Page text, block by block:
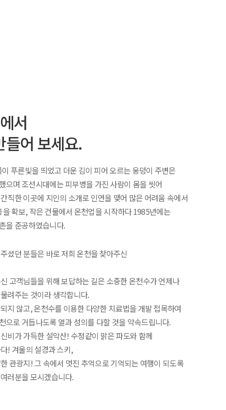
서
들어 보세요.
푸른빛을 띄었고 더운 김이 피어 오르는 웅덩이 주변은
으며 조선시대에는 피부병을 가진 사람이 몸을 씻어
직한 이곳에 지인의 소개로 인연을 맺어 많은 어려움 속에서
확보, 작은 건물에서 온천업을 시작하다 1985년에는
을 준공하였습니다.
셨던 분들은 바로 저희 온천을 찾아주신
고객님들을 위해 보답하는 길은 소중한 온천수가 언제나
려주는 것이라 생각합니다.
지 않고, 온천수를 이용한 다양한 치료법을 개발 접목하여
으로 거듭나도록 열과 성의를 다할 것을 약속드립니다.
비가 가득한 설악산! 수정같이 맑은 파도와 함께
! 겨울의 설경과 스키,
관광지! 그 속에서 멋진 추억으로 기억되는 여행이 되도록
러분을 모시겠습니다.